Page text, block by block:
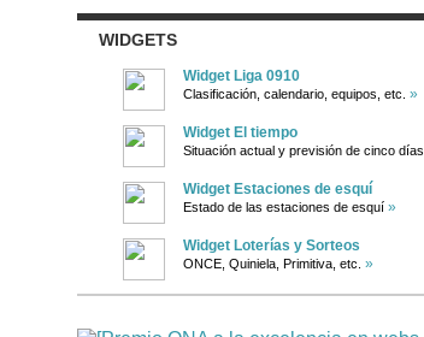
WIDGETS
Widget Liga 0910
Clasificación, calendario, equipos, etc. »
Widget El tiempo
Situación actual y previsión de cinco días
Widget Estaciones de esquí
Estado de las estaciones de esquí »
Widget Loterías y Sorteos
ONCE, Quiniela, Primitiva, etc. »